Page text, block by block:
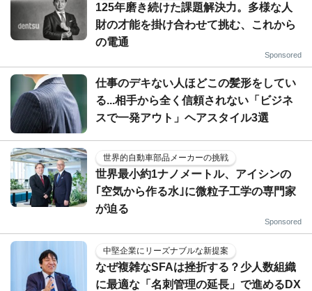
125年磨き続けた課題解決力。多様な人
財の才能を掛け合わせて挑む、これから
の電通
Sponsored
仕事のデキない人ほどこの髪形をしてい
る...相手から全く信頼されない「ビジネ
スで一発アウト」ヘアスタイル3選
世界的自動車部品メーカーの挑戦
世界最小約1ナノメートル、アイシンの
｢空気から作る水｣に微粒子工学の専門家
が迫る
Sponsored
中堅企業にリーズナブルな新提案
なぜ複雑なSFAは挫折する？少人数組織
に最適な「名刺管理の延長」で進めるDX